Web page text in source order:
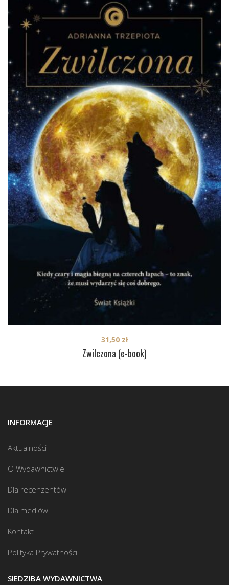
Zwilczona (e-book)
31,50 zł
INFORMACJE
Aktualności
O Wydawnictwie
Dla recenzentów
Dla mediów
Kontakt
Polityka Prywatności
SIEDZIBA WYDAWNICTWA